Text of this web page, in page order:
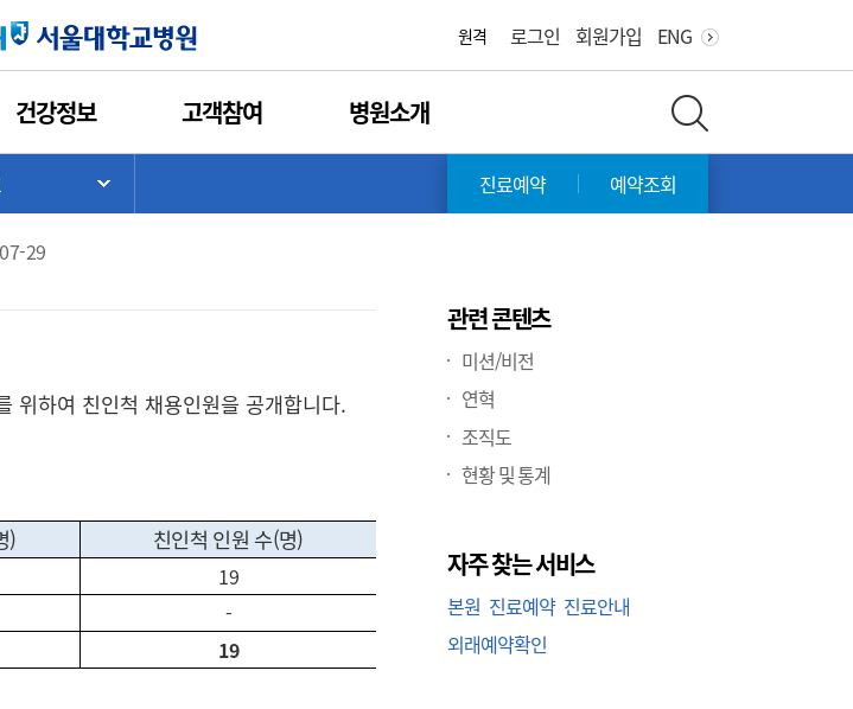
원격 로그인 회원가입 ENG
건강정보 고객참여 병원소개
기 진료예약 예약조회
(2025년 2분기)
29
위하여 친인척 채용인원을 공개합니다.
)
친인척 인원 수(명)
19
-
19
관련 콘텐츠
미션/비전
연혁
조직도
현황 및 통계
자주 찾는 서비스
본원 진료예약 진료안내
외래예약확인